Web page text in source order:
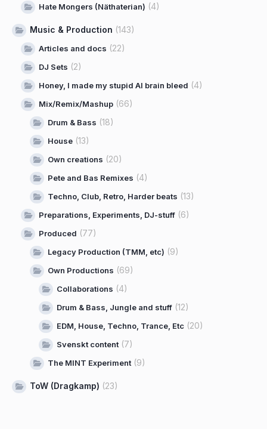
Hate Mongers (Näthaterian) (4)
Music & Production (143)
Articles and docs (22)
DJ Sets (2)
Honey, I made my stupid AI brain bleed (4)
Mix/Remix/Mashup (66)
Drum & Bass (18)
House (13)
Own creations (20)
Pete and Bas Remixes (4)
Techno, Club, Retro, Harder beats (13)
Preparations, Experiments, DJ-stuff (6)
Produced (77)
Legacy Production (TMM, etc) (9)
Own Productions (69)
Collaborations (4)
Drum & Bass, Jungle and stuff (12)
EDM, House, Techno, Trance, Etc (20)
Svenskt content (7)
The MINT Experiment (9)
ToW (Dragkamp) (23)